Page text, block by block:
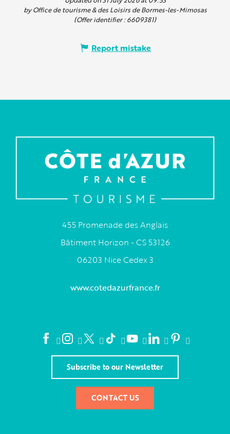
by Office de tourisme & des Loisirs de Bormes-les-Mimosas
(Offer identifier :6609381)
Report mistake
455 Promenade des Anglais
Bâtiment Horizon - CS 53126
06203 Nice Cedex 3
www.cotedazurfrance.fr
Subscribe to our Newsletter
CONTACT US